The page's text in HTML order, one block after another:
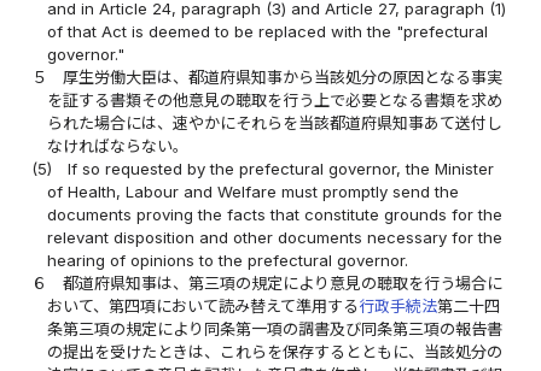
and in Article 24, paragraph (3) and Article 27, paragraph (1)
of that Act is deemed to be replaced with the "prefectural
governor."
５
厚生労働大臣は、都道府県知事から当該処分の原因となる事実
を証する書類その他意見の聴取を行う上で必要となる書類を求め
られた場合には、速やかにそれらを当該都道府県知事あて送付し
なければならない。
(5)
If so requested by the prefectural governor, the Minister
of Health, Labour and Welfare must promptly send the
documents proving the facts that constitute grounds for the
relevant disposition and other documents necessary for the
hearing of opinions to the prefectural governor.
６
都道府県知事は、第三項の規定により意見の聴取を行う場合に
おいて、第四項において読み替えて準用する行政手続法第二十四
条第三項の規定により同条第一項の調書及び同条第三項の報告書
の提出を受けたときは、これらを保存するとともに、当該処分の